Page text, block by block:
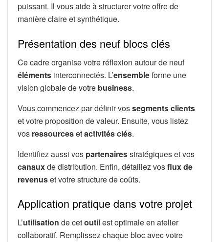
puissant. Il vous aide à structurer votre offre de
manière claire et synthétique.
Présentation des neuf blocs clés
Ce cadre organise votre réflexion autour de neuf
éléments interconnectés. L’ensembleforme une
vision globale de votre business.
Vous commencez par définir vossegments clients
et votre proposition de valeur. Ensuite, vous listez
vos ressourcesetactivités clés.
Identifiez aussi vos partenairesstratégiques et vos
canauxde distribution. Enfin, détaillez vosflux de
revenuset votre structure de coûts.
Application pratique dans votre projet
L’utilisation de cetoutilest optimale en atelier
collaboratif. Remplissez chaque bloc avec votre